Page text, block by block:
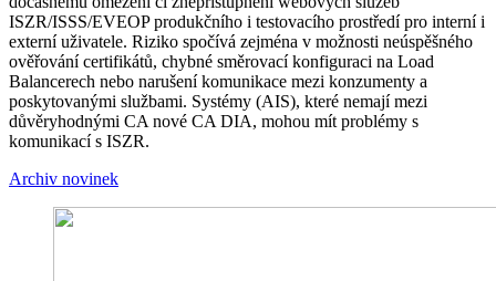
ISZR/ISSS/EVEOP produkčního i testovacího prostředí pro interní i
externí uživatele. Riziko spočívá zejména v možnosti neúspěšného
ověřování certifikátů, chybné směrovací konfiguraci na Load
Balancerech nebo narušení komunikace mezi konzumenty a
poskytovanými službami. Systémy (AIS), které nemají mezi
důvěryhodnými CA nové CA DIA, mohou mít problémy s
komunikací s ISZR.
Archiv novinek